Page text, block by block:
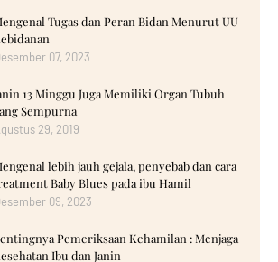
Tugas dan Peran Bidan Menurut UU
07, 2023
13 Minggu Juga Memiliki Organ Tubuh
Sempurna
29, 2019
lebih jauh gejala, penyebab dan cara
Baby Blues pada ibu Hamil
09, 2023
Pemeriksaan Kehamilan : Menjaga
Ibu dan Janin